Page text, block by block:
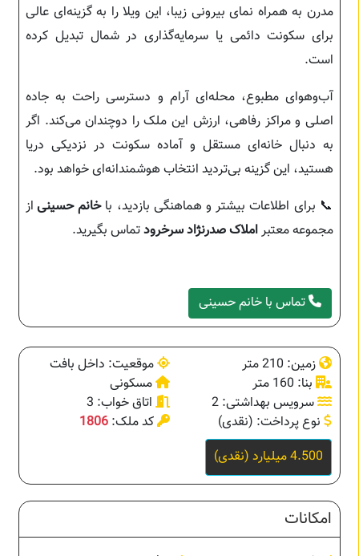
مدرن به همراه نمای بیرونی زیبا، این ویلا را به گزینه‌ای عالی
برای سکونت دائمی یا سرمایه‌گذاری در شمال تبدیل کرده
است.
آب‌و‌هوای مطبوع، محله‌ای آرام و دسترسی راحت به جاده
اصلی و مراکز رفاهی، ارزش این ملک را دوچندان می‌کند. اگر
به دنبال خانه‌ای مستقل و آماده سکونت در نزدیکی دریا
هستید، این گزینه بی‌تردید انتخاب هوشمندانه‌ای خواهد بود.
📞 برای اطلاعات بیشتر و هماهنگی بازدید، باخانم حسینی از
مجموعه معتبراملاک صدرنژاد سرخرودتماس بگیرید.
تماس با خانم حسینی
زمین: 210 متر
موقعیت: داخل بافت
بنا: 160 متر
مسکونی
سرویس بهداشتی: 2
اتاق خواب: 3
نوع پرداخت: (نقدی)
کد ملک: 1806
4.500 میلیارد (نقدی)
امکانات